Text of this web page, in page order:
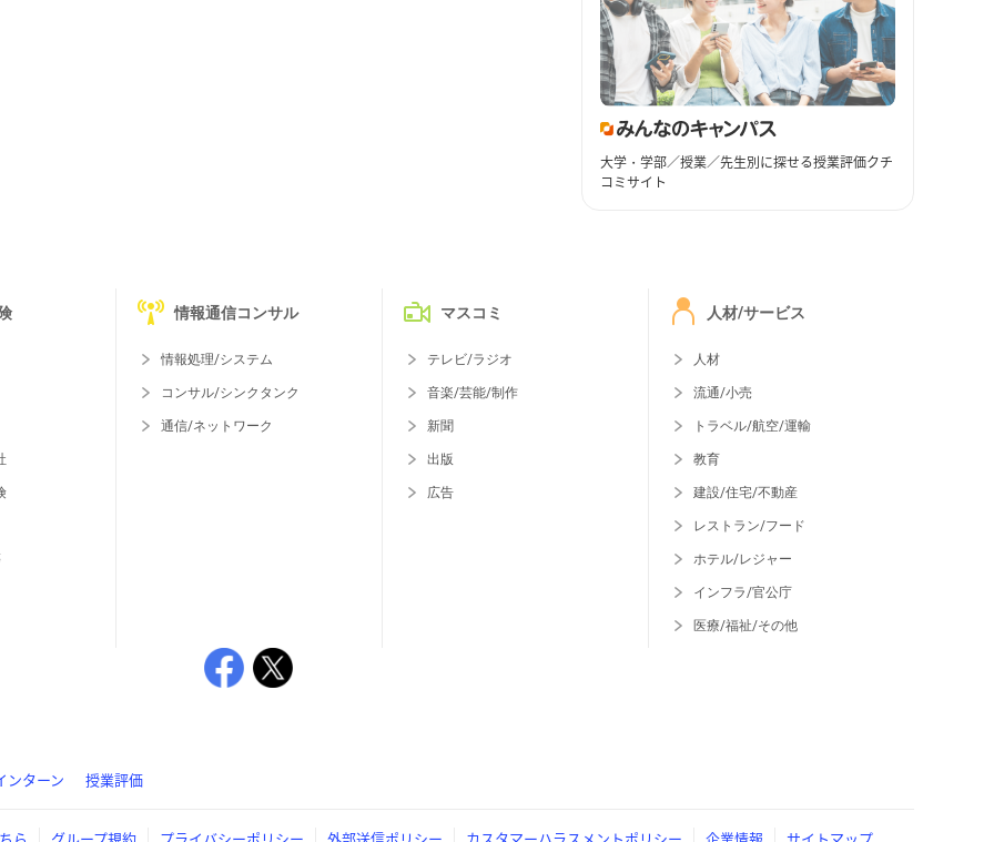
大学・学部／授業／先生別に探せる授業評価クチ
コミサイト
情報通信コンサル
情報処理/システム
コンサル/シンクタンク
通信/ネットワーク
マスコミ
テレビ/ラジオ
音楽/芸能/制作
新聞
出版
広告
人材/サービス
人材
流通/小売
トラベル/航空/運輸
教育
建設/住宅/不動産
レストラン/フード
ホテル/レジャー
インフラ/官公庁
医療/福祉/その他
ンターン 授業評価